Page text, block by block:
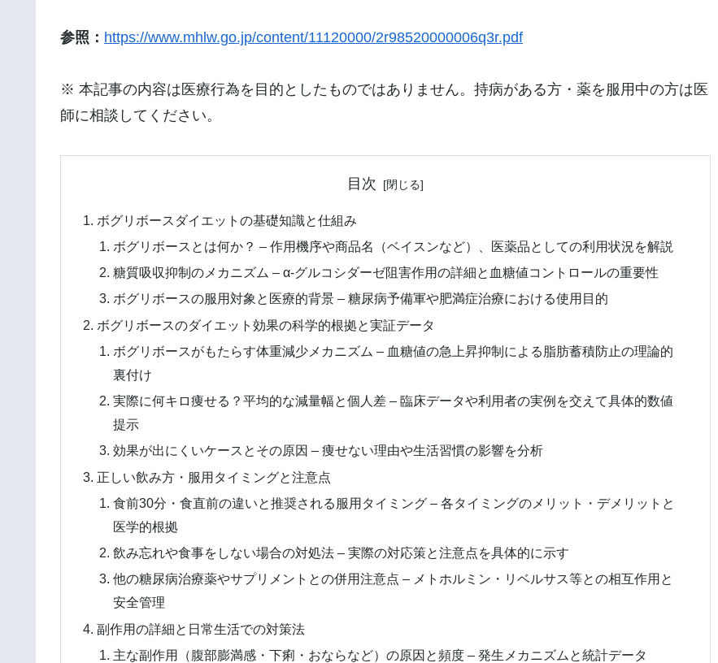
参照： https://www.mhlw.go.jp/content/11120000/2r98520000006q3r.pdf
※ 本記事の内容は医療行為を目的としたものではありません。持病がある方・薬を服用中の方は医
師に相談してください。
目次
ボグリボースダイエットの基礎知識と仕組み
ボグリボースとは何か？ – 作用機序や商品名（ベイスンなど）、医薬品としての利用状況を解説
糖質吸収抑制のメカニズム – α-グルコシダーゼ阻害作用の詳細と血糖値コントロールの重要性
ボグリボースの服用対象と医療的背景 – 糖尿病予備軍や肥満症治療における使用目的
ボグリボースのダイエット効果の科学的根拠と実証データ
ボグリボースがもたらす体重減少メカニズム – 血糖値の急上昇抑制による脂肪蓄積防止の理論的
裏付け
実際に何キロ痩せる？平均的な減量幅と個人差 – 臨床データや利用者の実例を交えて具体的数値
提示
効果が出にくいケースとその原因 – 痩せない理由や生活習慣の影響を分析
正しい飲み方・服用タイミングと注意点
食前30分・食直前の違いと推奨される服用タイミング – 各タイミングのメリット・デメリットと
医学的根拠
飲み忘れや食事をしない場合の対処法 – 実際の対応策と注意点を具体的に示す
他の糖尿病治療薬やサプリメントとの併用注意点 – メトホルミン・リベルサス等との相互作用と
安全管理
副作用の詳細と日常生活での対策法
主な副作用（腹部膨満感・下痢・おならなど）の原因と頻度 – 発生メカニズムと統計データ